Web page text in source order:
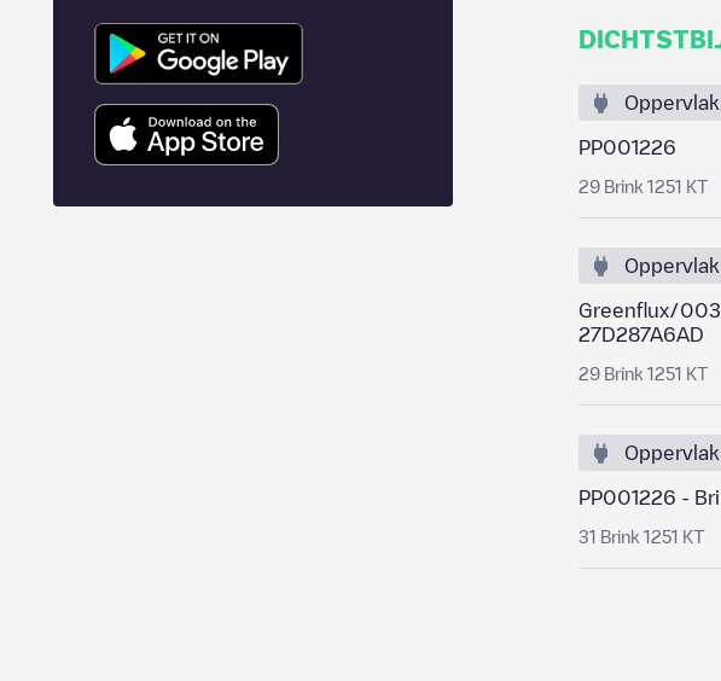
Oppervlak
PP001226
29 Brink 1251 KT
Oppervlak
Greenflux/
27D287A6AD
29 Brink 1251 KT
Oppervlak
PP001226 -
31 Brink 1251 KT